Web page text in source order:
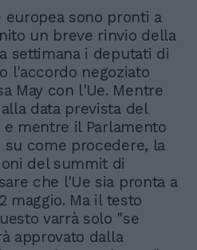
sono pronti a
un breve rinvio della
settimana i deputati di
l'accordo negoziato
May con l'Ue. Mentre
data prevista del
mentre il Parlamento
come procedere, la
del summit di
che l'Ue sia pronta a
maggio. Ma il testo
varrà solo "se
approvato dalla